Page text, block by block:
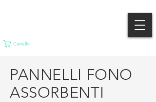
Carrello
PANNELLI FONO
ASSORBENTI